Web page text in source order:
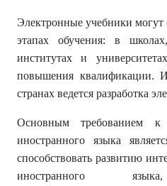
Электронные учебники могут
этапах обучения: в
институтах и
повышения квалификации.
странах ведется разработка
Основным требованием к
иностранного языка
способствовать развитию
иностранного